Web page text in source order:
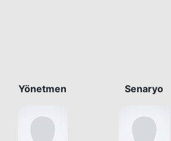
Yönetmen Senaryo